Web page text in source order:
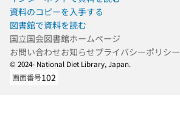
資料のコピーを入手する
図書館で資料を読む
国立国会図書館ホームページ
お問い合わせお知らせプライバシーポリシー
© 2024- National Diet Library, Japan.
画面番号102